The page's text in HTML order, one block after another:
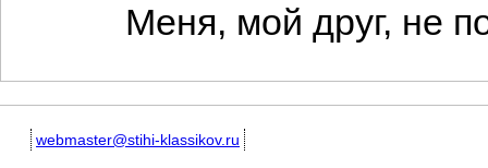
Меня, мой друг, не
webmaster@stihi-klassikov.ru